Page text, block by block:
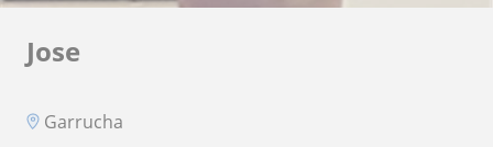
Jose
Garrucha